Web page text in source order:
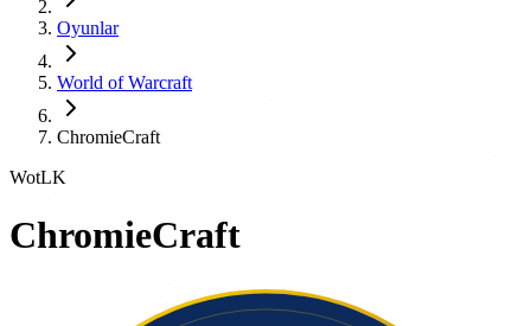
Oyunlar
World of Warcraft
ChromieCraft
WotLK
ChromieCraft